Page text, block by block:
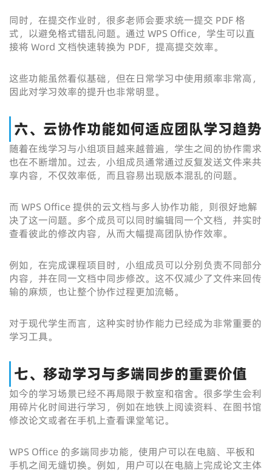
同时，在提交作业时，很多老师会要求统一提交 PDF 格
式，以避免格式错乱问题。通过 WPS Office，学生可以直
接将 Word 文档快速转换为 PDF，提高提交效率。
这些功能虽然看似基础，但在日常学习中使用频率非常高，
因此对学习效率的提升也非常明显。
六、云协作功能如何适应团队学习趋势
随着在线学习与小组项目越来越普遍，学生之间的协作需求
也在不断增加。过去，小组成员通常通过反复发送文件来共
享内容，不仅效率低，而且容易出现版本混乱的问题。
而 WPS Office 提供的云文档与多人协作功能，则很好地解
决了这一问题。多个成员可以同时编辑同一个文档，并实时
查看彼此的修改内容，从而大幅提高团队协作效率。
例如，在完成课程项目时，小组成员可以分别负责不同部分
内容，并在同一文档中同步修改。这不仅减少了文件来回传
输的麻烦，也让整个协作过程更加流畅。
对于现代学生而言，这种实时协作能力已经成为非常重要的
学习工具。
七、移动学习与多端同步的重要价值
如今的学习场景已经不再局限于教室和宿舍。很多学生会利
用碎片化时间进行学习，例如在地铁上阅读资料、在图书馆
修改论文或者在手机上查看课堂笔记。
WPS Office 的多端同步功能，使用户可以在电脑、平板和
手机之间无缝切换。例如，用户可以在电脑上完成论文主体